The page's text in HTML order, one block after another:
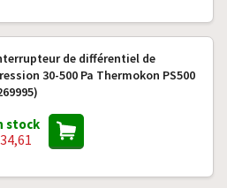
de différentiel de
30-500 Pa Thermokon PS500
stock